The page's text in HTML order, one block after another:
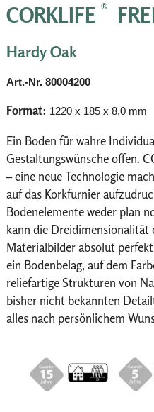
CORKLIFE ®
Hardy Oak
Art.-Nr. 80004200
Format: 1220 x 185 x 8,0 mm
Ein Boden für wahre
Gestaltungswünsche offen.
– eine neue Technologie
auf das Korkfurnier
Bodenelemente weder plan
kann die Dreidimensionalität
Materialbilder absolut
ein Bodenbelag, auf dem
reliefartige Strukturen von
bisher nicht bekannten
alles nach persönlichem